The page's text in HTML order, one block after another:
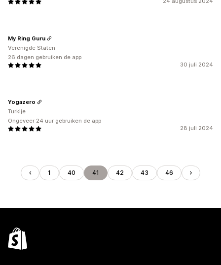
30 juli 2024
My Ring Guru
Verenigde Staten
26 dagen gebruiken de app
28 juli 2024
Yogazero
Turkije
Ongeveer 24 uur gebruiken de app
1 40 41 42 43 46